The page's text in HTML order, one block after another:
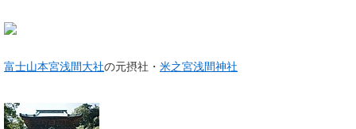
富士山本宮浅間大社の元摂社・ 米之宮浅間神社